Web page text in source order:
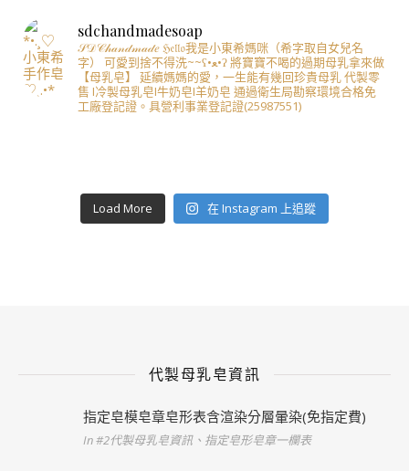
sdchandmadesoap
𝒮𝒟𝒞𝒽𝒶𝓃𝒹𝓂𝒶𝒹𝑒ℌ𝔢𝔩𝔩𝔬我是小東希媽咪（希字取自女兒名
字）
可愛到捨不得洗~~ʕ•ﻌ•ʔ將寶寶不喝的過期母乳拿來做
【母乳皂】
延續媽媽的愛，一生能有幾回珍貴母乳代製零
售 I冷製母乳皂I牛奶皂I羊奶皂 通過衛生局勘察環境合格免
工廠登記證。具營利事業登記證(25987551)
Load More 在 Instagram 上追蹤
代製母乳皂資訊
指定皂模皂章皂形表含渲染分層暈染(免指定費)
In #2代製母乳皂資訊、指定皂形皂章一欄表